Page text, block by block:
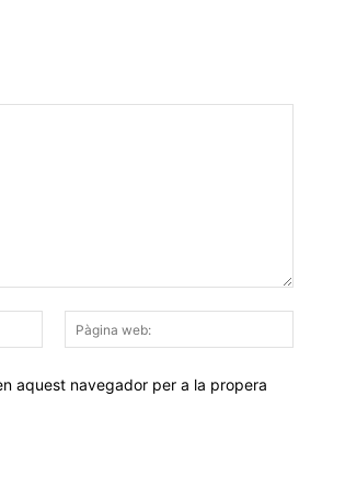
Correu
electrònic:*
web:
aquest navegador per a la propera